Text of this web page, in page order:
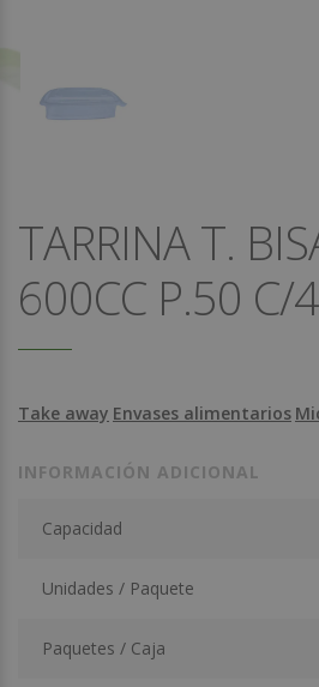
TARRINA T.
600CC P.50 C/
Take away Envases alimentarios
INFORMACIÓN ADICIONAL
Capacidad
Unidades / Paquete
Paquetes / Caja